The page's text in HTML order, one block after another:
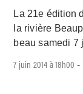
La 21e édition
la rivière
beau samedi 7
7 juin 2014 à 18h00 -